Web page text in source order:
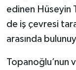
edinen Hüseyin
de iş çevresi
arasında
Topanoğlu’nun